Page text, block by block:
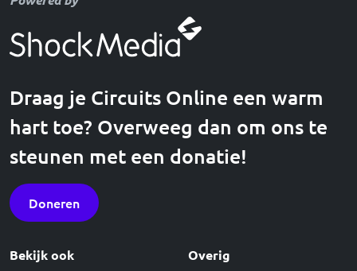
Draag je Circuits Online een warm
hart toe? Overweeg dan om ons te
steunen met een donatie!
Doneren
Bekijk ook Overig